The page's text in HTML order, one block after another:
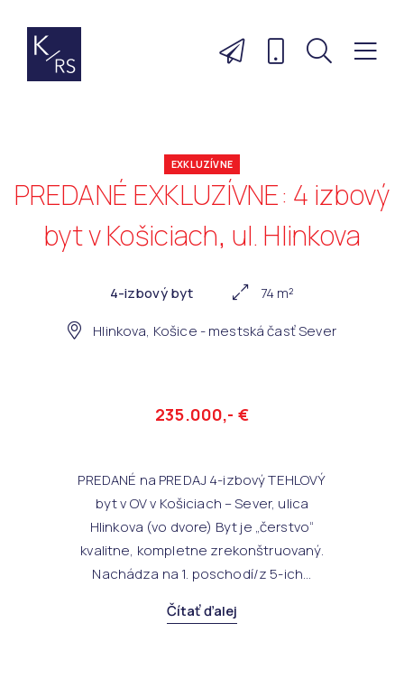
EXKLUZÍVNE
PREDANÉ EXKLUZÍVNE: 4 izbový
byt v Košiciach, ul. Hlinkova
4-izbový byt
74 m²
Hlinkova, Košice - mestská časť Sever
235.000,- €
PREDANÉ na PREDAJ 4-izbový TEHLOVÝ
byt v OV v Košiciach – Sever, ulica
Hlinkova (vo dvore) Byt je „čerstvo“
kvalitne, kompletne zrekonštruovaný.
Nachádza na 1. poschodí/z 5-ich...
Čítať ďalej